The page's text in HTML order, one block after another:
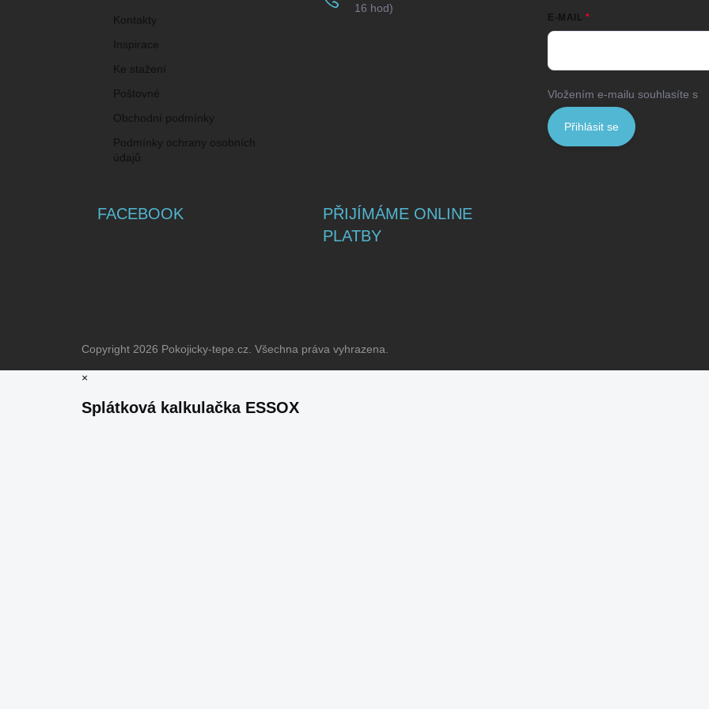
Kontakty
Inspirace
Ke stažení
Poštovné
Obchodní podmínky
Podmínky ochrany osobních
údajů
16 hod)
E-MAIL
Vložením e-mailu souhlasíte s
Přihlásit se
FACEBOOK
PŘIJÍMÁME ONLINE
PLATBY
Copyright 2026 Pokojicky-tepe.cz. Všechna práva vyhrazena.
×
Splátková kalkulačka ESSOX